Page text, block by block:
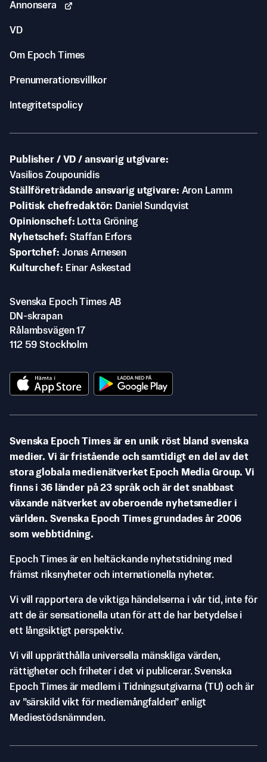
Annonsera
VD
Om Epoch Times
Prenumerationsvillkor
Integritetspolicy
Publisher / VD / ansvarig utgivare
Vasilios Zoupounidis
Ställföreträdande ansvarig utgivare Aron Lamm
Politisk chefredaktör
Daniel Sundqvist
Opinionschef
Lotta Gröning
Nyhetschef Staffan Erfors
Sportchef Jonas Arnesen
Kulturchef
Einar Askestad
Svenska Epoch Times AB
DN-skrapan
Rålambsvägen 17
112 59 Stockholm
Svenska Epoch Times är en unik röst bland svenska
medier. Vi är fristående och samtidigt en del av det
stora globala medienätverket Epoch Media Group. Vi
finns i 36 länder på 23 språk och är det snabbast
växande nätverket av oberoende nyhetsmedier i
världen. Svenska Epoch Times grundades år 2006
som webbtidning.
Epoch Times är en heltäckande nyhetstidning med
främst riksnyheter och internationella nyheter.
Vi vill rapportera de viktiga händelserna i vår tid, inte för
att de är sensationella utan för att de har betydelse i
ett långsiktigt perspektiv.
Vi vill upprätthålla universella mänskliga värden,
rättigheter och friheter i det vi publicerar. Svenska
Epoch Times är medlem i Tidningsutgivarna (TU) och är
av ”särskild vikt för mediemångfalden” enligt
Mediestödsnämnden.